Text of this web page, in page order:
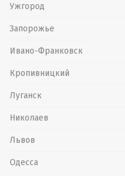
Ужгород
Запорожье
Ивано-Франковск
Кропивницкий
Луганск
Николаев
Львов
Одесса